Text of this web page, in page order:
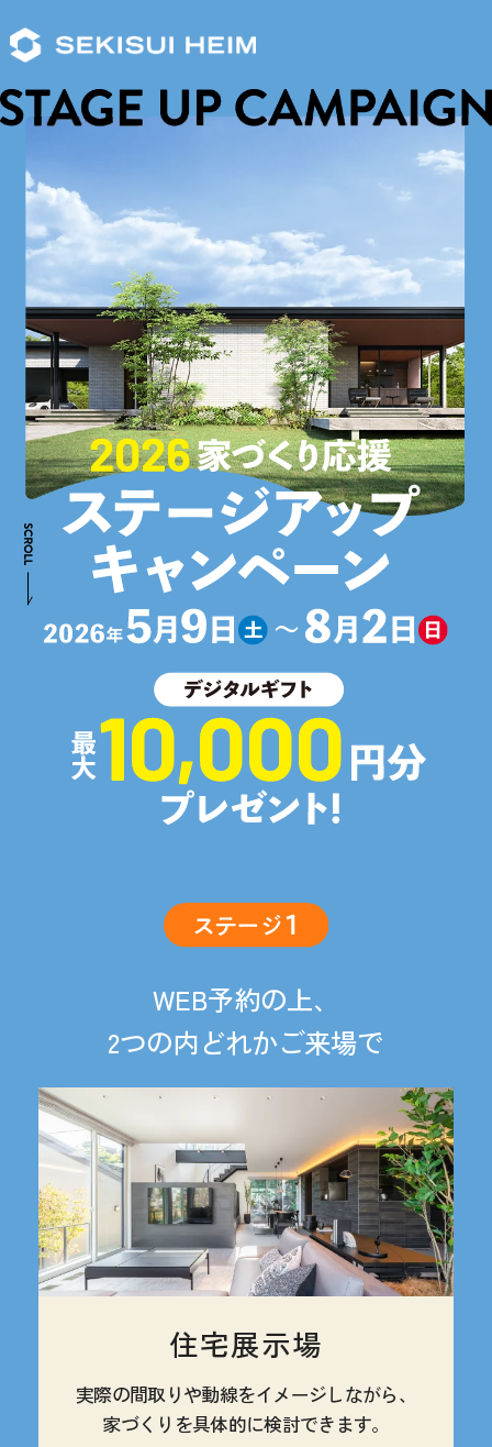
WEB予約の上、
2つの内どれかご来場で
住宅展示場
実際の間取りや動線をイメージしながら、
家づくりを具体的に検討できます。